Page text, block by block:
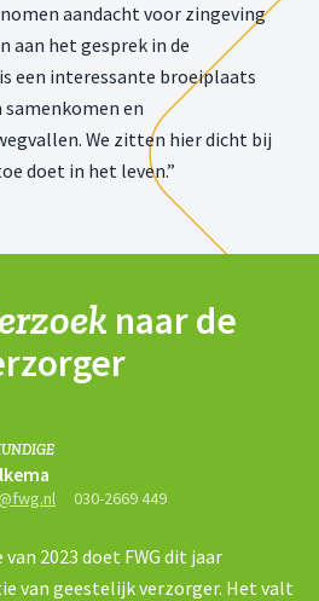
aandacht voor zingeving
aan het gesprek in de
een interessante broeiplaats
en
We zitten hier dicht bij
doet in het leven.”
naar de
030-2669 449
2023 doet FWG dit jaar
van geestelijk verzorger. Het valt